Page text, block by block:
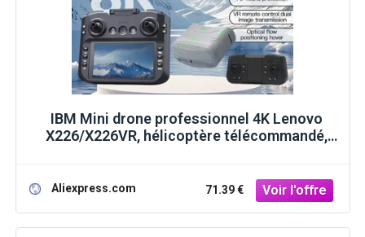
IBM Mini drone professionnel 4K Lenovo
X226/X226VR, hélicoptère télécommandé,
Aliexpress.com 71.39 €